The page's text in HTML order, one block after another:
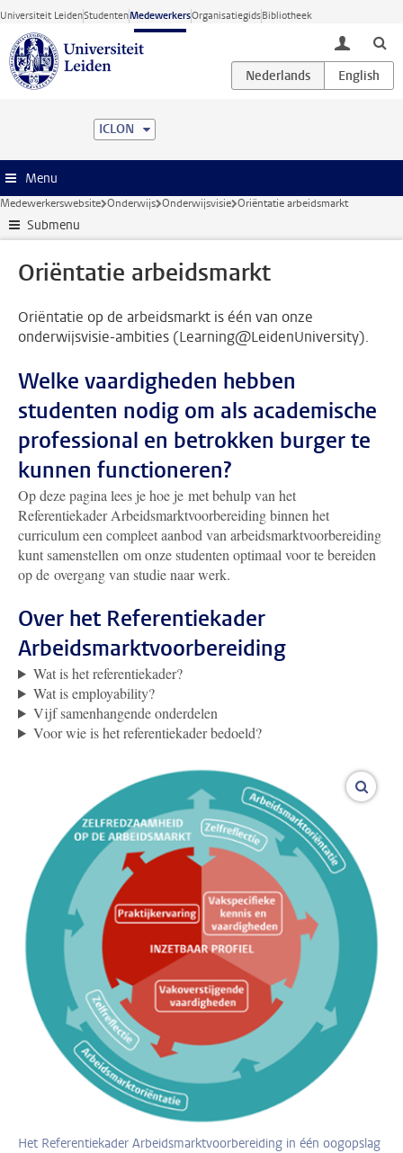
Ga direct naar de inhoud
Universiteit LeidenStudentenMedewerkersOrganisatiegidsBibliotheek
toggle
ICLON
Menu
Medewerkerswebsite Onderwijs Onderwijsvisie Oriëntatie arbeidsmarkt
Submenu
Oriëntatie arbeidsmarkt
Oriëntatie op de arbeidsmarkt is één van onze
onderwijsvisie-ambities (Learning@LeidenUniversity).
Welke vaardigheden hebben
studenten nodig om als academische
professional en betrokken burger te
kunnen functioneren?
Op deze pagina lees je hoe je met behulp van het
Referentiekader Arbeidsmarktvoorbereiding binnen het
curriculum een compleet aanbod van arbeidsmarktvoorbereiding
kunt samenstellen om onze studenten optimaal voor te bereiden
op de overgang van studie naar werk.
Over het Referentiekader
Arbeidsmarktvoorbereiding
Wat is het referentiekader?
Wat is employability?
Vijf samenhangende onderdelen
Voor wie is het referentiekader bedoeld?
Het Referentiekader Arbeidsmarktvoorbereiding in één oogopslag